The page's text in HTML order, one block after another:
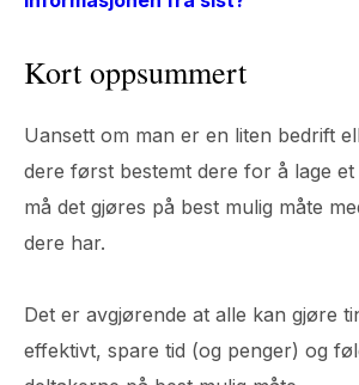
Kort oppsummert
Uansett om man er en liten bedrift
dere først bestemt dere for å lage
må det gjøres på best mulig måte
dere har.
Det er avgjørende at alle kan gjøre
effektivt, spare tid (og penger) og